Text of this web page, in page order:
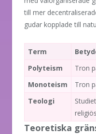
till mer
gudar kopplade till
Term
Polyteism
Tron
Monoteism
Tron
Teologi
Teoretiska